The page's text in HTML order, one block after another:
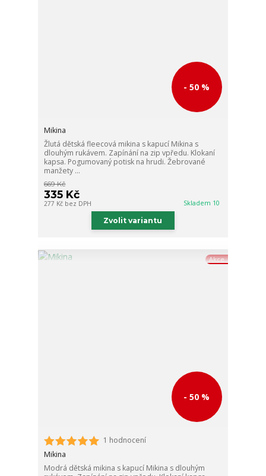
- 50 %
Mikina
Žlutá dětská fleecová mikina s kapucí Mikina s
dlouhým rukávem. Zapínání na zip vpředu. Klokaní
kapsa. Pogumovaný potisk na hrudi. Žebrované
manžety ...
669 Kč
335 Kč
277 Kč bez DPH Skladem 10
Zvolit variantu
Akce
- 50 %
1 hodnocení
Mikina
Modrá dětská mikina s kapucí Mikina s dlouhým